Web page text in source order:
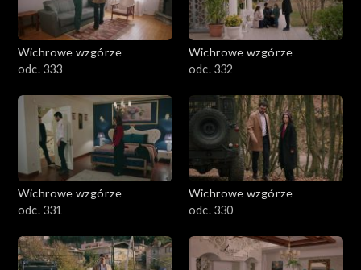
Wichrowe wzgórze
odc. 333
Wichrowe wzgórze
odc. 332
Wichrowe wzgórze
odc. 331
Wichrowe wzgórze
odc. 330